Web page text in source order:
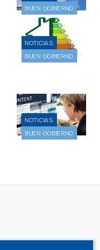
BUEN GOBIERNO
NOTICIAS
BUEN GOBIERNO
NOTICIAS
BUEN GOBIERNO